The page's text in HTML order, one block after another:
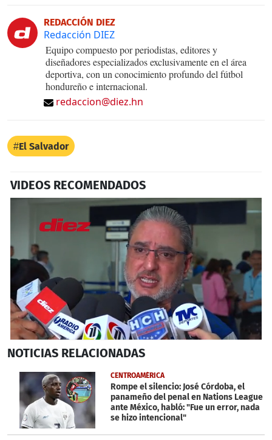
REDACCIÓN DIEZ
Redacción DIEZ
Equipo compuesto por periodistas, editores y
diseñadores especializados exclusivamente en el área
deportiva, con un conocimiento profundo del fútbol
hondureño e internacional.
redaccion@diez.hn
El Salvador
VIDEOS RECOMENDADOS
seconds
minutes,
53
seconds
NOTICIAS RELACIONADAS
CENTROAMÉRICA
Rompe el silencio: José Córdoba, el
panameño del penal en Nations League
ante México, habló: "Fue un error, nada
se hizo intencional"